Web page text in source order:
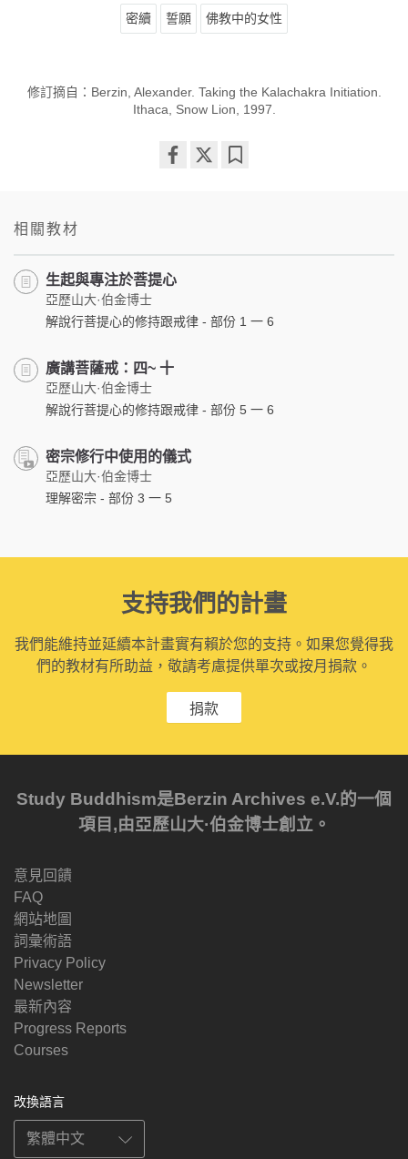
密續 誓願 佛教中的女性
修訂摘自：Berzin, Alexander. Taking the Kalachakra Initiation.
Ithaca, Snow Lion, 1997.
相關教材
生起與專注於菩提心
亞歷山大·伯金博士
解說行菩提心的修持跟戒律 - 部份 1 一 6
廣講菩薩戒：四~ 十
亞歷山大·伯金博士
解說行菩提心的修持跟戒律 - 部份 5 一 6
密宗修行中使用的儀式
亞歷山大·伯金博士
理解密宗 - 部份 3 一 5
支持我們的計畫
我們能維持並延續本計畫實有賴於您的支持。如果您覺得我
們的教材有所助益，敬請考慮提供單次或按月捐款。
捐款
Study Buddhism是Berzin Archives e.V.的一個
項目,由亞歷山大·伯金博士創立。
意見回饋
FAQ
網站地圖
詞彙術語
Privacy Policy
Newsletter
最新內容
Progress Reports
Courses
改換語言